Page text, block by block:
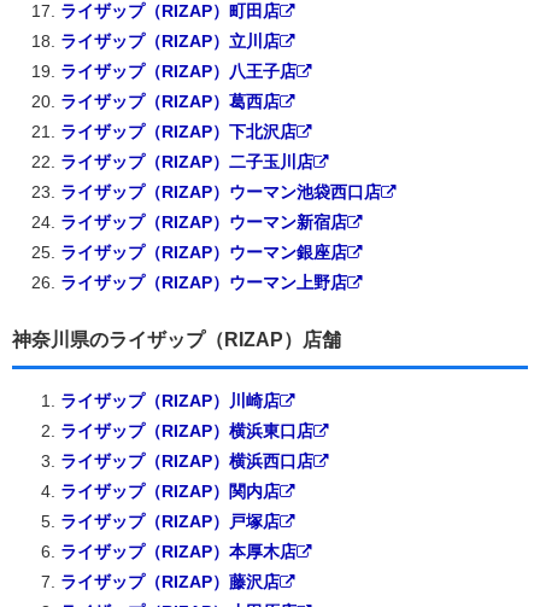
ライザップ（RIZAP）町田店
ライザップ（RIZAP）立川店
ライザップ（RIZAP）八王子店
ライザップ（RIZAP）葛西店
ライザップ（RIZAP）下北沢店
ライザップ（RIZAP）二子玉川店
ライザップ（RIZAP）ウーマン池袋西口店
ライザップ（RIZAP）ウーマン新宿店
ライザップ（RIZAP）ウーマン銀座店
ライザップ（RIZAP）ウーマン上野店
神奈川県のライザップ（RIZAP）店舗
ライザップ（RIZAP）川崎店
ライザップ（RIZAP）横浜東口店
ライザップ（RIZAP）横浜西口店
ライザップ（RIZAP）関内店
ライザップ（RIZAP）戸塚店
ライザップ（RIZAP）本厚木店
ライザップ（RIZAP）藤沢店